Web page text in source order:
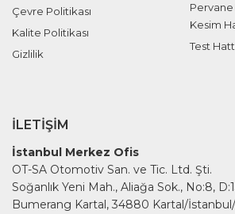
Çevre Politikası
Kalite Politikası
Gizlilik
Kesim
Test
İLETIŞIM
İstanbul Merkez Ofis
OT-SA Otomotiv San. ve Tic. Ltd. Şti.
Soğanlık Yeni Mah., Aliağa Sok., No:8,
Bumerang Kartal, 34880 Kartal/